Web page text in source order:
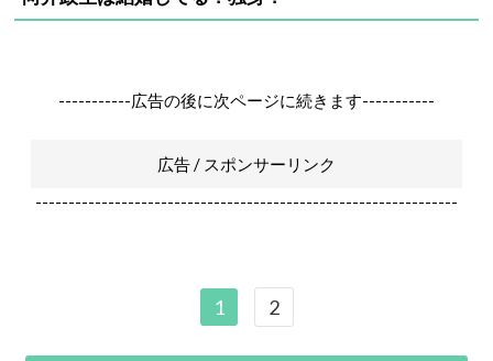
-----------広告の後に次ページに続きます-----------
広告 / スポンサーリンク
----------------------------------------------------------------
1 2